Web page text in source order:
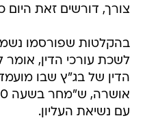
צורך, דורשים זאת היום
בהקלטות שפורסמו
לשכת עורכי הדין,
הדין של בג"ץ שבו
עם נשיאת העליון.